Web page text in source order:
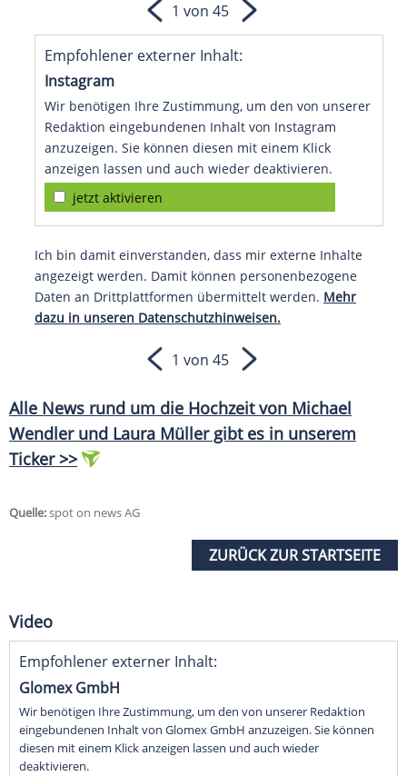
Empfohlener externer Inhalt:
Instagram
Wir benötigen Ihre Zustimmung, um den von unserer
Redaktion eingebundenen Inhalt von Instagram
anzuzeigen. Sie können diesen mit einem Klick
anzeigen lassen und auch wieder deaktivieren.
jetzt aktivieren
Ich bin damit einverstanden, dass mir externe Inhalte
angezeigt werden. Damit können personenbezogene
Daten an Drittplattformen übermittelt werden. Mehr
dazu in unseren Datenschutzhinweisen.
1 von 45
1 von 45
Alle News rund um die Hochzeit von Michael
Wendler und Laura Müller gibt es in unserem
Ticker >>
Quelle:spot on news AG
ZURÜCK ZUR STARTSEITE
Video
Empfohlener externer Inhalt:
Glomex GmbH
Wir benötigen Ihre Zustimmung, um den von unserer Redaktion
eingebundenen Inhalt von Glomex GmbH anzuzeigen. Sie können
diesen mit einem Klick anzeigen lassen und auch wieder
deaktivieren.